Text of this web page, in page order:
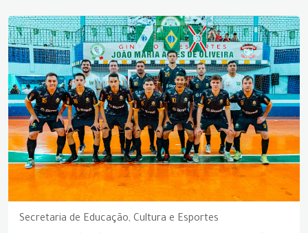
Secretaria de Educação, Cultura e Esportes